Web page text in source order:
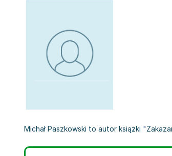
Michał Paszkowski to autor książki